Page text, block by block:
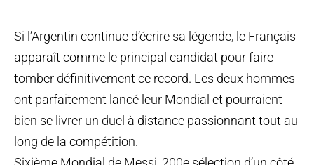
Si l’Argentin continue d’écrire sa légende, le Français
apparaît comme le principal candidat pour faire
tomber définitivement ce record. Les deux hommes
ont parfaitement lancé leur Mondial et pourraient
bien se livrer un duel à distance passionnant tout au
long de la compétition.